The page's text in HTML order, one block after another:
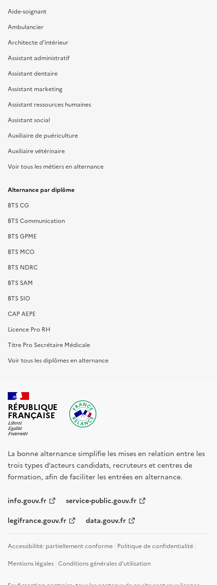
Aide-soignant
Ambulancier
Architecte d'intérieur
Assistant administratif
Assistant dentaire
Assistant marketing
Assistant ressources humaines
Assistant social
Auxiliaire de puériculture
Auxiliaire vétérinaire
Voir tous les métiers en alternance
Alternance par diplôme
BTS CG
BTS Communication
BTS GPME
BTS MCO
BTS NDRC
BTS SAM
BTS SIO
CAP AEPE
Licence Pro RH
Titre Pro Secrétaire Médicale
Voir tous les diplômes en alternance
RÉPUBLIQUE
FRANÇAISE
La bonne alternance simplifie les mises en relation entre les
trois types d’acteurs candidats, recruteurs et centres de
formation, afin de faciliter les entrées en alternance.
info.gouv.fr service-public.gouv.fr
legifrance.gouv.fr data.gouv.fr
Accessibilité: partiellement conforme Politique de confidentialité
Mentions légales Conditions générales d'utilisation